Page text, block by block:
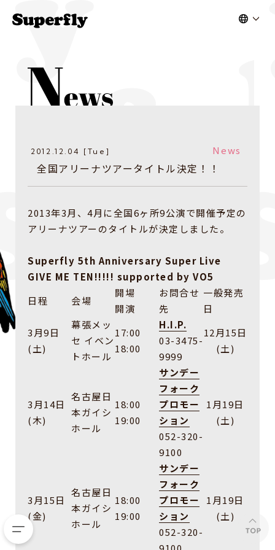
2012.12.04 [Tue] News
全国アリーナツアータイトル決定！！
2013年3月、4月に全国6ヶ所9公演で開催予定の
アリーナツアーのタイトルが決定しました。
Superfly 5th Anniversary Super Live
GIVE ME TEN!!!!! supported by VO5
日程
会場
開場
開演
お問合せ
先
一般発売
日
3月9日
(土)
幕張メッ
セ イベン
トホール
17:00
18:00
H.I.P.
03-3475-
9999
12月15日
(土)
3月14日
(木)
名古屋日
本ガイシ
ホール
18:00
19:00
サンデー
フォーク
プロモー
ション
052-320-
9100
1月19日
(土)
3月15日
(金)
名古屋日
本ガイシ
ホール
18:00
19:00
サンデー
フォーク
プロモー
ション
052-320-
1月19日
(土)